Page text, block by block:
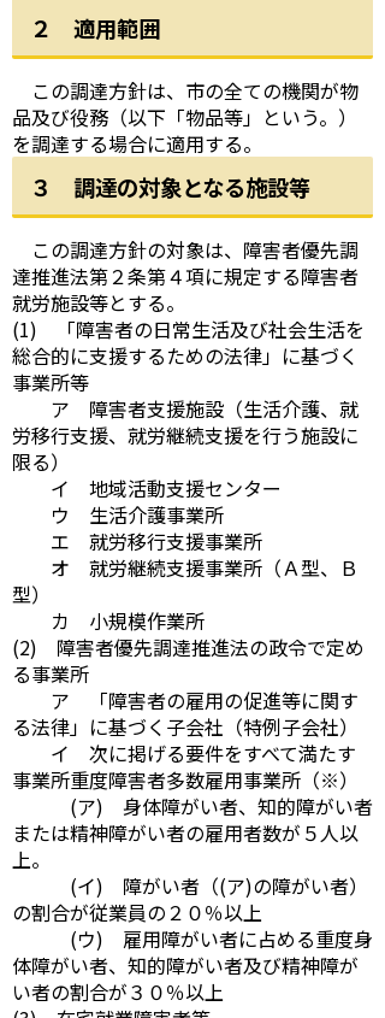
２ 適用範囲
この調達方針は、市の全ての機関が物
品及び役務（以下「物品等」という。）
を調達する場合に適用する。
３ 調達の対象となる施設等
この調達方針の対象は、障害者優先調
達推進法第２条第４項に規定する障害者
就労施設等とする。
(1) 「障害者の日常生活及び社会生活を
総合的に支援するための法律」に基づく
事業所等
ア 障害者支援施設（生活介護、就
労移行支援、就労継続支援を行う施設に
限る）
イ 地域活動支援センター
ウ 生活介護事業所
エ 就労移行支援事業所
オ 就労継続支援事業所（Ａ型、Ｂ
型）
カ 小規模作業所
(2) 障害者優先調達推進法の政令で定め
る事業所
ア 「障害者の雇用の促進等に関す
る法律」に基づく子会社（特例子会社）
イ 次に掲げる要件をすべて満たす
事業所重度障害者多数雇用事業所（※）
(ア) 身体障がい者、知的障がい者
または精神障がい者の雇用者数が５人以
上。
(イ) 障がい者（(ア)の障がい者）
の割合が従業員の２０％以上
(ウ) 雇用障がい者に占める重度身
体障がい者、知的障がい者及び精神障が
い者の割合が３０％以上